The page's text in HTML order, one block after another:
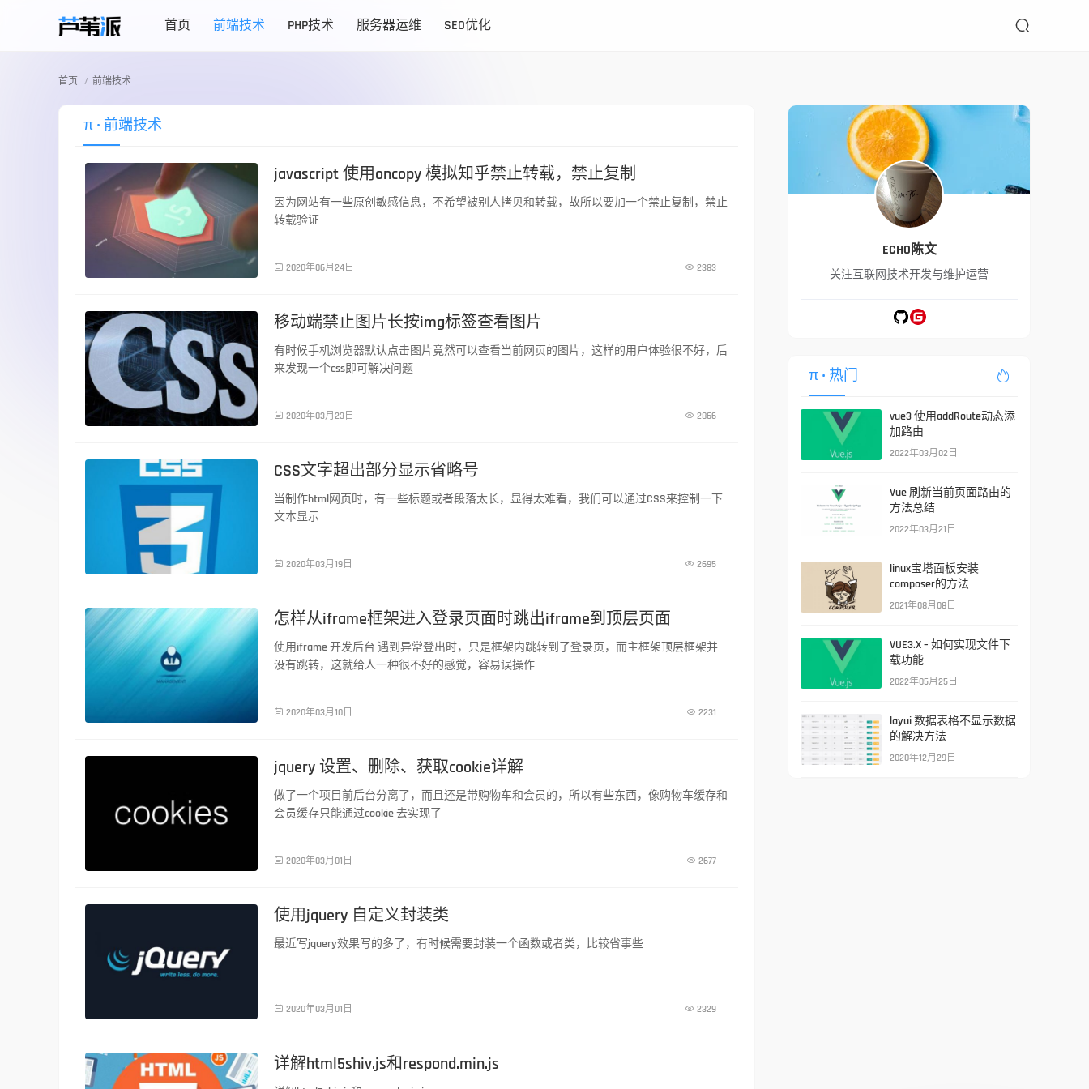
首页 前端技术 PHP技术 服务器运维 SEO优化 
首页 前端技术
π • 前端技术
javascript 使用oncopy 模拟知乎禁止转载，禁止复制
因为网站有一些原创敏感信息，不希望被别人拷贝和转载，故所以要加一个禁止复制，禁止
转载验证
 2020年06月24日  2383
前端技术
移动端禁止图片长按img标签查看图片
有时候手机浏览器默认点击图片竟然可以查看当前网页的图片，这样的用户体验很不好，后
来发现一个css即可解决问题
 2020年03月23日  2866
CSS文字超出部分显示省略号
当制作html网页时，有一些标题或者段落太长，显得太难看，我们可以通过CSS来控制一下
文本显示
 2020年03月19日  2695
怎样从iframe框架进入登录页面时跳出iframe到顶层页面
使用iframe 开发后台 遇到异常登出时，只是框架内跳转到了登录页，而主框架顶层框架并
没有跳转，这就给人一种很不好的感觉，容易误操作
 2020年03月10日  2231
jquery 设置、删除、获取cookie详解
做了一个项目前后台分离了，而且还是带购物车和会员的，所以有些东西，像购物车缓存和
会员缓存只能通过cookie 去实现了
 2020年03月01日  2677
使用jquery 自定义封装类
最近写jquery效果写的多了，有时候需要封装一个函数或者类，比较省事些
 2020年03月01日  2329
详解html5shiv.js和respond.min.js
ECHO陈文
关注互联网技术开发与维护运营
π • 热门 
vue3 使用addRoute动态添
加路由
2022年03月02日
Vue 刷新当前页面路由的
方法总结
2022年03月21日
linux宝塔面板安装
composer的方法
2021年08月08日
VUE3.X – 如何实现文件下
载功能
2022年05月25日
layui 数据表格不显示数据
的解决方法
2020年12月29日